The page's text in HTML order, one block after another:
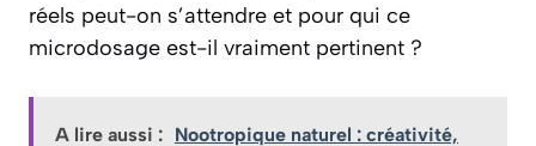
réels peut-on s’attendre et pour qui ce
microdosage est-il vraiment pertinent ?
A lire aussi : Nootropique naturel : créativité,